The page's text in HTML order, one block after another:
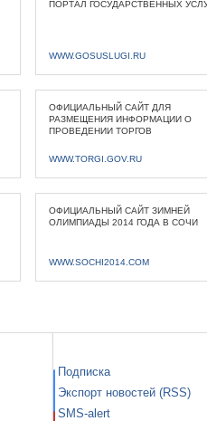
ПОРТАЛ ГОСУДАРСТВЕННЫХ
WWW.GOSUSLUGI.RU
ОФИЦИАЛЬНЫЙ САЙТ ДЛЯ
РАЗМЕЩЕНИЯ ИНФОРМАЦИИ О
ПРОВЕДЕНИИ ТОРГОВ
WWW.TORGI.GOV.RU
ОФИЦИАЛЬНЫЙ САЙТ ЗИМНЕЙ
ОЛИМПИАДЫ 2014 ГОДА В СОЧИ
WWW.SOCHI2014.COM
Подписка
Экспорт новостей (RSS)
SMS-alert